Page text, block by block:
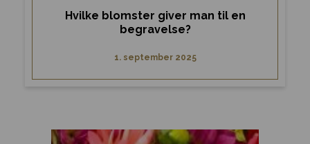
Hvilke blomster giver man til en
begravelse?
1. september 2025